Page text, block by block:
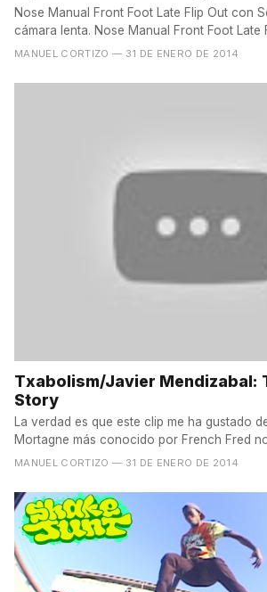
Nose Manual Front Foot Late Flip Out con
cámara lenta. Nose Manual Front Foot
MANUEL CORTIZO — 31 DE ENERO DE 2014
Txabolism/Javier Mendizabal:
Story
La verdad es que este clip me ha gustado
Mortagne más conocido por French Fred
historia...
MANUEL CORTIZO — 31 DE ENERO DE 2014